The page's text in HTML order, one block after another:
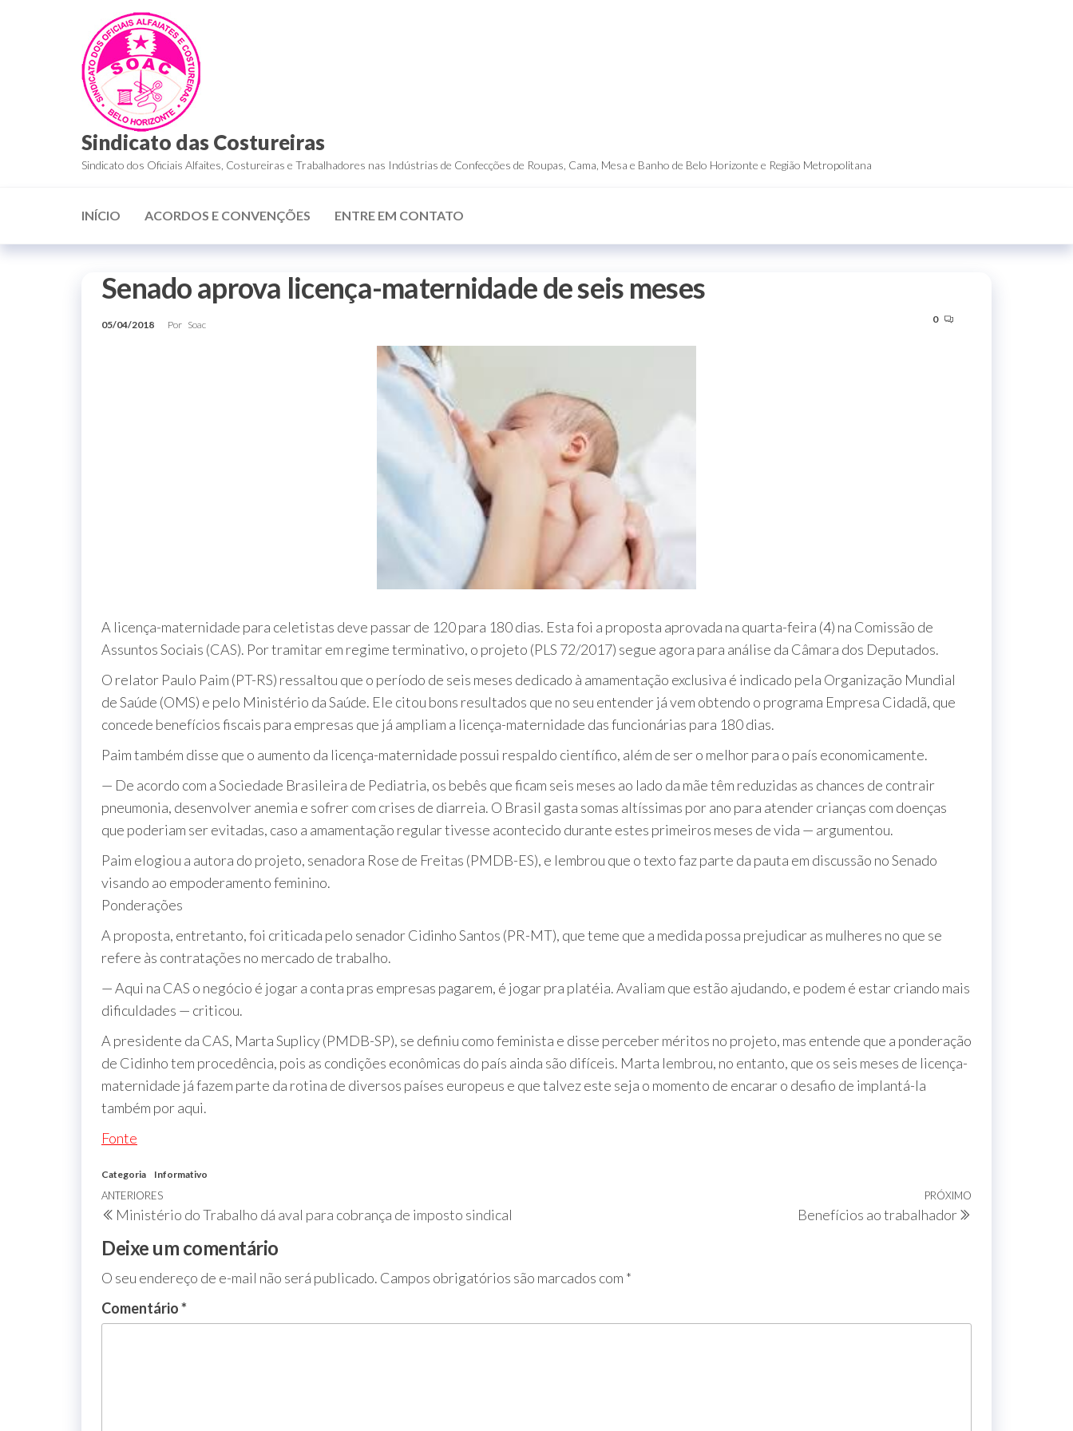
Sindicato das Costureiras
Sindicato dos Oficiais Alfaites, Costureiras e Trabalhadores nas Indústrias de Confecções de Roupas, Cama, Mesa e Banho de Belo Horizonte e Região Metropolitana
INÍCIO ACORDOS E CONVENÇÕES ENTRE EM CONTATO
Senado aprova licença-maternidade de seis meses
05/04/2018 Por Soac 0
A licença-maternidade para celetistas deve passar de 120 para 180 dias. Esta foi a proposta aprovada na quarta-feira (4) na Comissão de
Assuntos Sociais (CAS). Por tramitar em regime terminativo, o projeto (PLS 72/2017) segue agora para análise da Câmara dos Deputados.
O relator Paulo Paim (PT-RS) ressaltou que o período de seis meses dedicado à amamentação exclusiva é indicado pela Organização Mundial
de Saúde (OMS) e pelo Ministério da Saúde. Ele citou bons resultados que no seu entender já vem obtendo o programa Empresa Cidadã, que
concede benefícios fiscais para empresas que já ampliam a licença-maternidade das funcionárias para 180 dias.
Paim também disse que o aumento da licença-maternidade possui respaldo científico, além de ser o melhor para o país economicamente.
— De acordo com a Sociedade Brasileira de Pediatria, os bebês que ficam seis meses ao lado da mãe têm reduzidas as chances de contrair
pneumonia, desenvolver anemia e sofrer com crises de diarreia. O Brasil gasta somas altíssimas por ano para atender crianças com doenças
que poderiam ser evitadas, caso a amamentação regular tivesse acontecido durante estes primeiros meses de vida — argumentou.
Paim elogiou a autora do projeto, senadora Rose de Freitas (PMDB-ES), e lembrou que o texto faz parte da pauta em discussão no Senado
visando ao empoderamento feminino.
Ponderações
A proposta, entretanto, foi criticada pelo senador Cidinho Santos (PR-MT), que teme que a medida possa prejudicar as mulheres no que se
refere às contratações no mercado de trabalho.
— Aqui na CAS o negócio é jogar a conta pras empresas pagarem, é jogar pra platéia. Avaliam que estão ajudando, e podem é estar criando mais
dificuldades — criticou.
A presidente da CAS, Marta Suplicy (PMDB-SP), se definiu como feminista e disse perceber méritos no projeto, mas entende que a ponderação
de Cidinho tem procedência, pois as condições econômicas do país ainda são difíceis. Marta lembrou, no entanto, que os seis meses de licença-
maternidade já fazem parte da rotina de diversos países europeus e que talvez este seja o momento de encarar o desafio de implantá-la
também por aqui.
Fonte
Categoria Informativo
ANTERIORES
Ministério do Trabalho dá aval para cobrança de imposto sindical
PRÓXIMO
Benefícios ao trabalhador
Deixe um comentário
O seu endereço de e-mail não será publicado. Campos obrigatórios são marcados com *
Comentário*